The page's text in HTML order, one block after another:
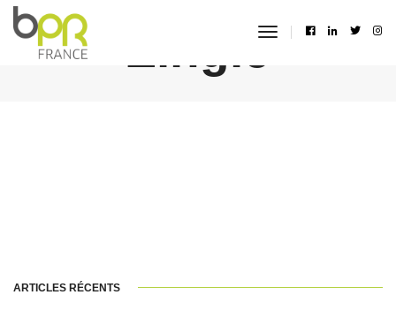
toggle
Zingle
ARTICLES RÉCENTS